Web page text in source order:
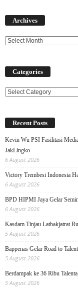
Archives
Categories
Categories
Recent Posts
Kevin Wu PSI Fasilitasi
JakLingko
6 August 2026
Victory Trembesi Indonesia
6 August 2026
BPD HIPMI Jaya Gelar
6 August 2026
Kasdam Tinjau Latbakjatrat
5 August 2026
Bappenas Gelar Road to
5 August 2026
Berdampak ke 36 Ribu
5 August 2026